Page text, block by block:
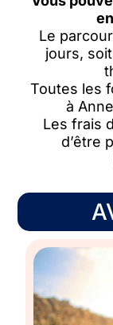
Le
jours,
Toutes les
à
Les frais
d’être